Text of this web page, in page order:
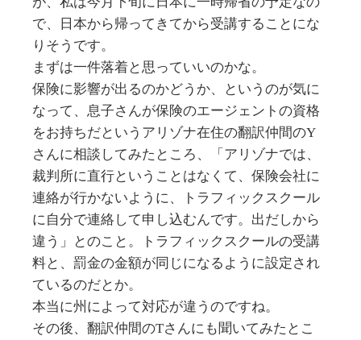
で、日本から帰ってきてから受講することにな
りそうです。
まずは一件落着と思っていいのかな。
保険に影響が出るのかどうか、というのが気に
なって、息子さんが保険のエージェントの資格
をお持ちだというアリゾナ在住の翻訳仲間のY
さんに相談してみたところ、「アリゾナでは、
裁判所に直行ということはなくて、保険会社に
連絡が行かないように、トラフィックスクール
に自分で連絡して申し込むんです。出だしから
違う」とのこと。トラフィックスクールの受講
料と、罰金の金額が同じになるように設定され
ているのだとか。
本当に州によって対応が違うのですね。
その後、翻訳仲間のTさんにも聞いてみたとこ